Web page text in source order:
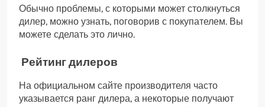
Обычно проблемы, с которыми может столкнуться
дилер, можно узнать, поговорив с покупателем. Вы
можете сделать это лично.
Рейтинг дилеров
На официальном сайте производителя часто
указывается ранг дилера, а некоторые получают